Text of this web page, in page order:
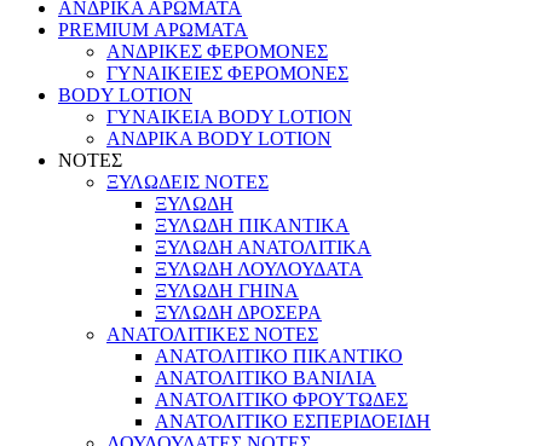
ΑΝΔΡΙΚΑ ΑΡΩΜΑΤΑ
PREMIUM ΑΡΩΜΑΤΑ
ΑΝΔΡΙΚΕΣ ΦΕΡΟΜΟΝΕΣ
ΓΥΝΑΙΚΕΙΕΣ ΦΕΡΟΜΟΝΕΣ
BODY LOTION
ΓΥΝΑΙΚΕΙΑ BODY LOTION
ΑΝΔΡΙΚΑ BODY LOTION
ΝΟΤΕΣ
ΞΥΛΩΔΕΙΣ ΝΟΤΕΣ
ΞΥΛΩΔΗ
ΞΥΛΩΔΗ ΠΙΚΑΝΤΙΚΑ
ΞΥΛΩΔΗ ΑΝΑΤΟΛΙΤΙΚΑ
ΞΥΛΩΔΗ ΛΟΥΛΟΥΔΑΤΑ
ΞΥΛΩΔΗ ΓΗΙΝΑ
ΞΥΛΩΔΗ ΔΡΟΣΕΡΑ
ΑΝΑΤΟΛΙΤΙΚΕΣ ΝΟΤΕΣ
ΑΝΑΤΟΛΙΤΙΚΟ ΠΙΚΑΝΤΙΚΟ
ΑΝΑΤΟΛΙΤΙΚΟ ΒΑΝΙΛΙΑ
ΑΝΑΤΟΛΙΤΙΚΟ ΦΡΟΥΤΩΔΕΣ
ΑΝΑΤΟΛΙΤΙΚΟ ΕΣΠΕΡΙΔΟΕΙΔΗ